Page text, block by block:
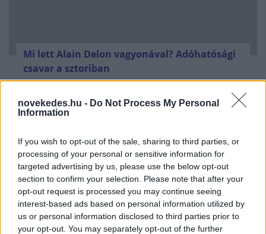
novekedes.hu - Do Not Process My Personal
Information
If you wish to opt-out of the sale, sharing to third parties, or
processing of your personal or sensitive information for
targeted advertising by us, please use the below opt-out
section to confirm your selection. Please note that after your
opt-out request is processed you may continue seeing
interest-based ads based on personal information utilized by
us or personal information disclosed to third parties prior to
your opt-out. You may separately opt-out of the further
Mi lett Alain Delon vagyonával? Adóhatósági
csavar a sztoriban
Digitális nyugta: kiadta az első
hardveralapú e-pénztárgép engedélyét a
NAV
HÍREK egy órája